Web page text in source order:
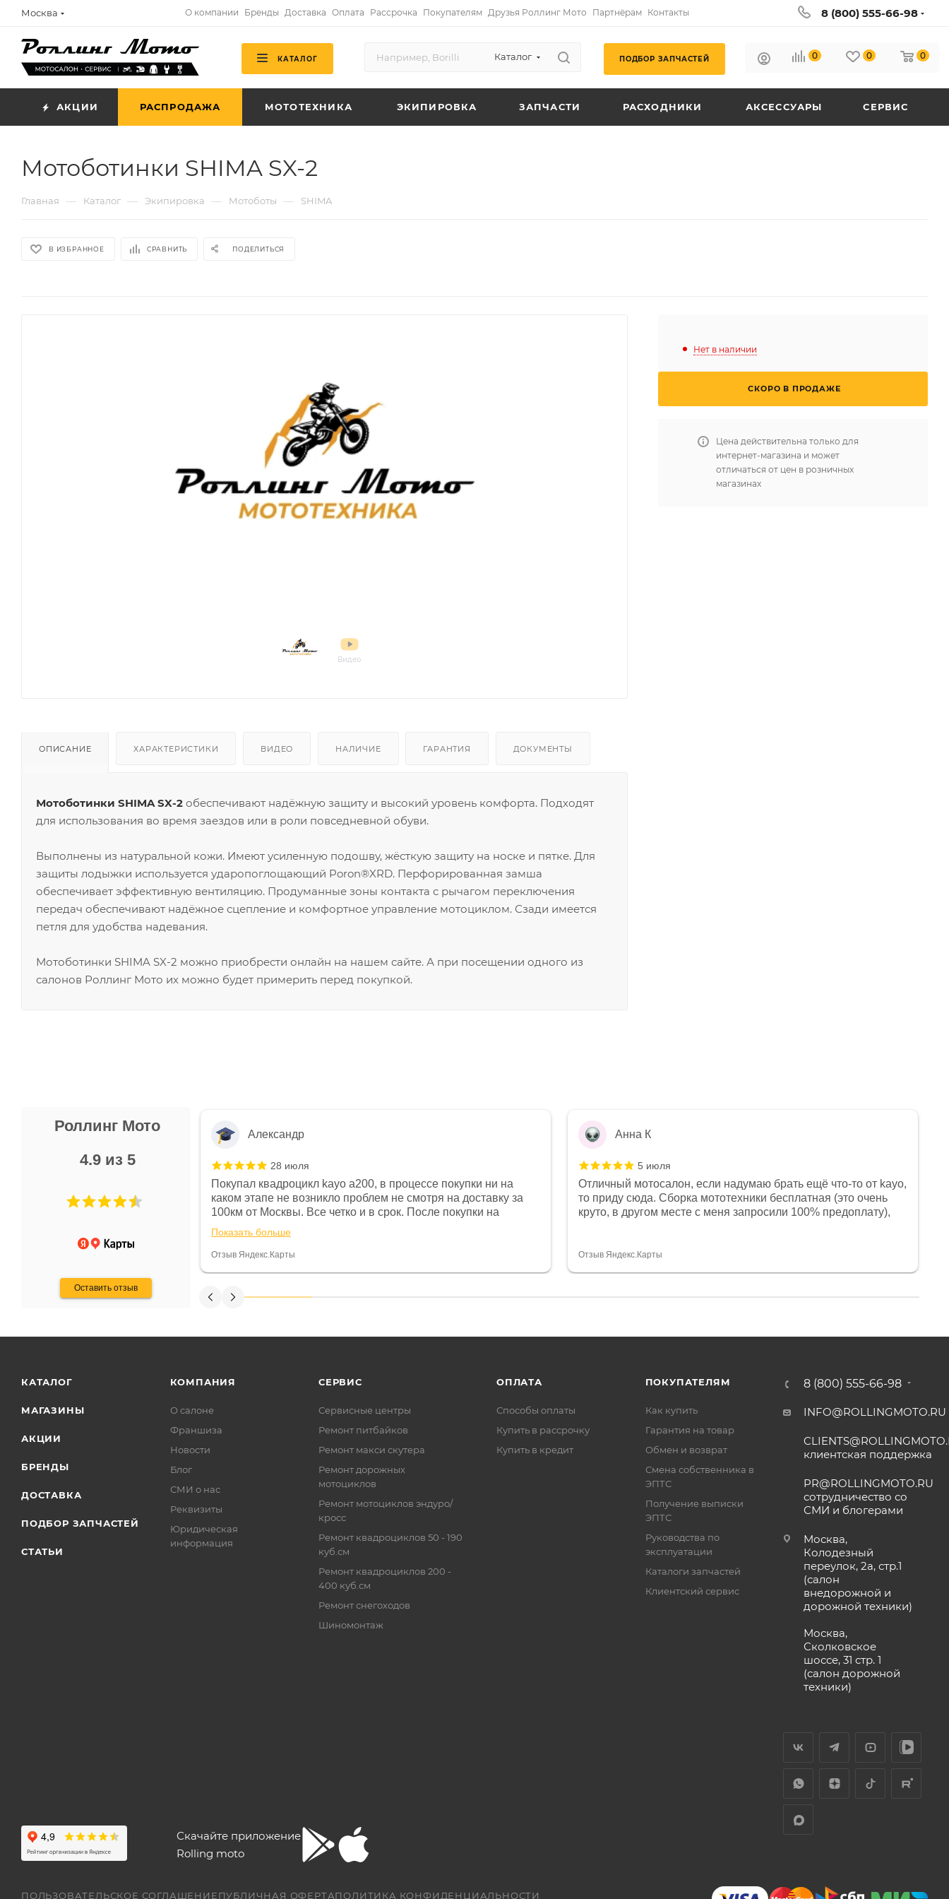
Москва О компании Бренды Доставка Оплата Рассрочка Покупателям Друзья Роллинг Мото Партнёрам Контакты 8 (800) 555-66-98
КАТАЛОГ Каталог ПОДБОР ЗАПЧАСТЕЙ 0 0 0
АКЦИИ РАСПРОДАЖА МОТОТЕХНИКА ЭКИПИРОВКА ЗАПЧАСТИ РАСХОДНИКИ АКСЕССУАРЫ СЕРВИС
Мотоботинки SHIMA SX-2
Главная — Каталог — Экипировка — Мотоботы — SHIMA
В ИЗБРАННОЕ СРАВНИТЬ ПОДЕЛИТЬСЯ
Видео
ОПИСАНИЕ ХАРАКТЕРИСТИКИ ВИДЕО НАЛИЧИЕ ГАРАНТИЯ ДОКУМЕНТЫ
Мотоботинки SHIMA SX-2 обеспечивают надёжную защиту и высокий уровень комфорта. Подходят
для использования во время заездов или в роли повседневной обуви.
Выполнены из натуральной кожи. Имеют усиленную подошву, жёсткую защиту на носке и пятке. Для
защиты лодыжки используется ударопоглощающий Poron®XRD. Перфорированная замша
обеспечивает эффективную вентиляцию. Продуманные зоны контакта с рычагом переключения
передач обеспечивают надёжное сцепление и комфортное управление мотоциклом. Сзади имеется
петля для удобства надевания.
Мотоботинки SHIMA SX-2 можно приобрести онлайн на нашем сайте. А при посещении одного из
салонов Роллинг Мото их можно будет примерить перед покупкой.
Нет в наличии
СКОРО В ПРОДАЖЕ
Цена действительна только для
интернет-магазина и может
отличаться от цен в розничных
магазинах
Роллинг Мото
4.9 из 5
Оставить отзыв
Не понравились условия
и дают только на год)
Александр
28 июля
Покупал квадроцикл kayo a200, в процессе покупки ни на
каком этапе не возникло проблем не смотря на доставку за
100км от Москвы. Все четко и в срок. После покупки на
спидометре всегда был 0, при этом представители магазина
постоянно были на связи и в итоге проблема была решена.
Считаю, что это говорит о небезразличии к клиенту после
Показать больше
Отзыв Яндекс.Карты
Анна К
5 июля
Отличный мотосалон, если надумаю брать ещё что-то от kayo,
то приду сюда. Сборка мототехники бесплатная (это очень
круто, в другом месте с меня запросили 100% предоплату),
спасибо отдельное, всегда на связи, очень детально всё
Отзыв Яндекс.Карты
КАТАЛОГ
МАГАЗИНЫ
АКЦИИ
БРЕНДЫ
ДОСТАВКА
ПОДБОР ЗАПЧАСТЕЙ
СТАТЬИ
КОМПАНИЯ
О салоне
Франшиза
Новости
Блог
СМИ о нас
Реквизиты
Юридическая
информация
СЕРВИС
Сервисные центры
Ремонт питбайков
Ремонт макси скутера
Ремонт дорожных
мотоциклов
Ремонт мотоциклов эндуро/
кросс
Ремонт квадроциклов 50 - 190
куб.см
Ремонт квадроциклов 200 -
400 куб.см
Ремонт снегоходов
Шиномонтаж
ОПЛАТА
Способы оплаты
Купить в рассрочку
Купить в кредит
ПОКУПАТЕЛЯМ
Как купить
Гарантия на товар
Обмен и возврат
Смена собственника в
ЭПТС
Получение выписки
ЭПТС
Руководства по
эксплуатации
Каталоги запчастей
Клиентский сервис
8 (800) 555-66-98
INFO@ROLLINGMOTO.RU
клиентская поддержка
PR@ROLLINGMOTO.RU
сотрудничество со
СМИ и блогерами
Москва,
Колодезный
переулок, 2а, стр.1
(салон
внедорожной и
дорожной техники)
Москва,
Сколковское
шоссе, 31 стр. 1
(салон дорожной
техники)
Скачайте приложение
Rolling moto
ПОЛЬЗОВАТЕЛЬСКОЕ СОГЛАШЕНИЕПУБЛИЧНАЯ ОФЕРТАПОЛИТИКА КОНФИДЕНЦИАЛЬНОСТИ